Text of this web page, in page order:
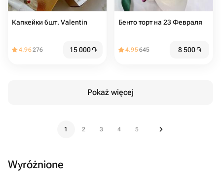
Капкейки 6шт. Valentin
4.96276 15 000֏
Бенто торт на 23 Февраля
4.95645 8 500֏
Pokaż więcej
1 2 3 4 5
Wyróżnione